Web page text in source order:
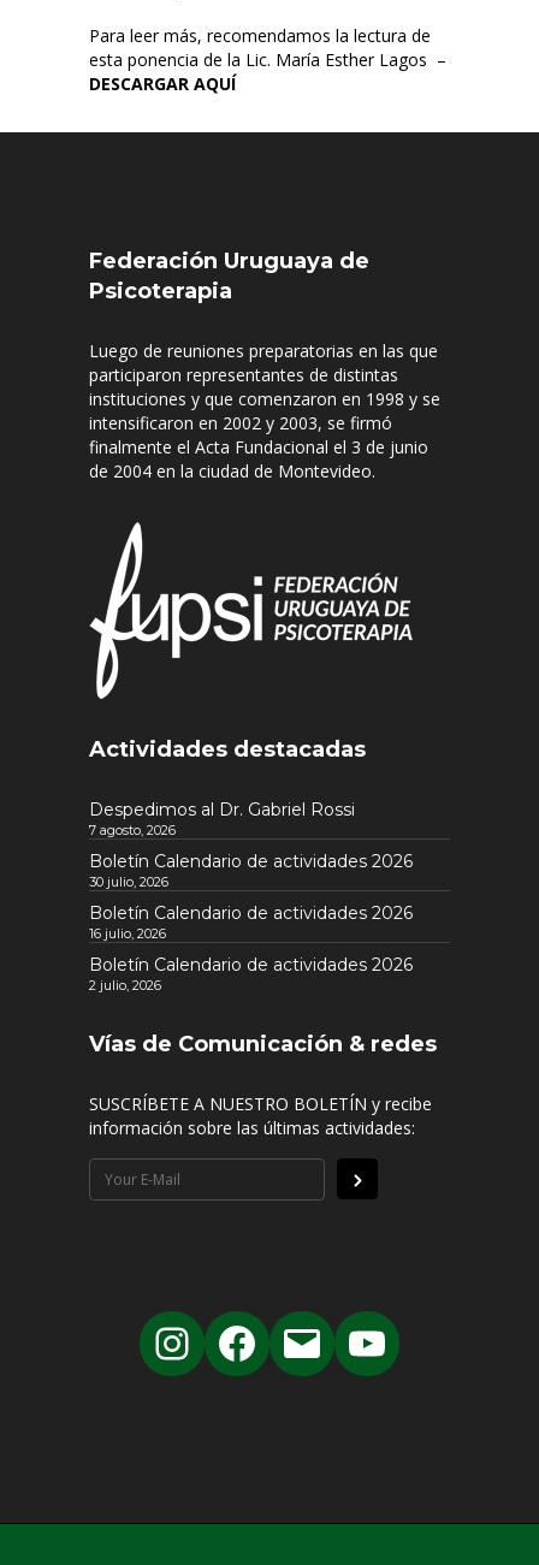
Para leer más, recomendamos la lectura de
esta ponencia de la Lic. María Esther Lagos –
DESCARGAR AQUÍ
Federación Uruguaya de
Psicoterapia
Luego de reuniones preparatorias en las que
participaron representantes de distintas
instituciones y que comenzaron en 1998 y se
intensificaron en 2002 y 2003, se firmó
finalmente el Acta Fundacional el 3 de junio
de 2004 en la ciudad de Montevideo.
Actividades destacadas
Despedimos al Dr. Gabriel Rossi
7 agosto, 2026
Boletín Calendario de actividades 2026
30 julio, 2026
Boletín Calendario de actividades 2026
16 julio, 2026
Boletín Calendario de actividades 2026
2 julio, 2026
Vías de Comunicación & redes
SUSCRÍBETE A NUESTRO BOLETÍN y recibe
información sobre las últimas actividades: